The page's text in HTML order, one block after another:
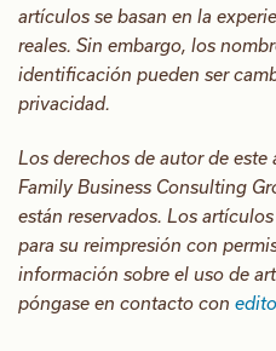
artículos se basan en la
reales. Sin embargo, los
identificación pueden ser
privacidad.
Los derechos de autor de
Family Business Consulting
están reservados. Los
para su reimpresión con
información sobre el uso de
póngase en contacto con